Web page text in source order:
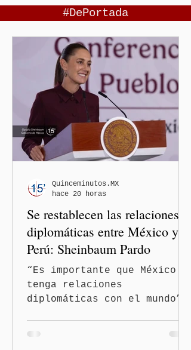
#DePortada
Se restablecen las relaciones
diplomáticas entre México y
Perú: Sheinbaum Pardo
“Es importante que México
tenga relaciones
diplomáticas con el mundo”,
Quinceminutos.MX
hace 20 horas